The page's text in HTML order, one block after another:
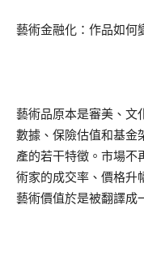
藝術金融化：作品如何
藝術品原本是審美、文
數據、保險估值和基金
產的若干特徵。市場不
術家的成交率、價格升
藝術價值於是被翻譯成